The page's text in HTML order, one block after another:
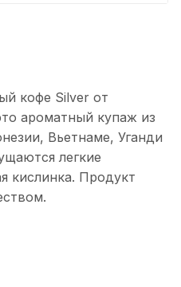
кофе Silver от
ароматный купаж из
Вьетнаме, Уганди
легкие
кислинка. Продукт